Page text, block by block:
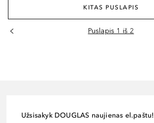
KITAS PUSLAPIS
Puslapis 1 iš 2
Užsisakyk DOUGLAS naujienas el.paštu!